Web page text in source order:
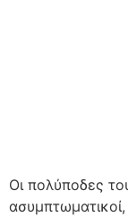
Οι πολύποδες